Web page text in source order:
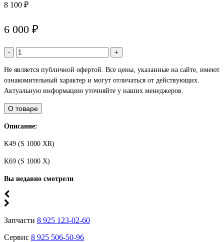
8 100 ₽
6 000 ₽
- +
Не является публичной офертой. Все цены, указанные на сайте, имеют
ознакомительный характер и могут отличаться от действующих.
Актуальную информацию уточняйте у наших менеджеров.
О товаре
Описание:
K49 (S 1000 XR)
K69 (S 1000 X)
Вы недавно смотрели
Запчасти 8 925 123-02-60
Сервис 8 925 506-50-96